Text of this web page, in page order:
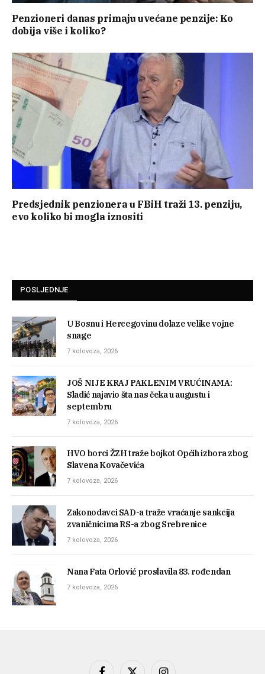
Penzioneri danas primaju uvećane penzije: Ko
dobija više i koliko?
Predsjednik penzionera u FBiH traži 13. penziju,
evo koliko bi mogla iznositi
POSLJEDNJE
U Bosnu i Hercegovinu dolaze velike vojne
snage
7 kolovoza, 2026
JOŠ NIJE KRAJ PAKLENIM VRUĆINAMA:
Sladić najavio šta nas čeka u augustu i
septembru
7 kolovoza, 2026
HVO borci ŽZH traže bojkot Općih izbora zbog
Slavena Kovačevića
7 kolovoza, 2026
Zakonodavci SAD-a traže vraćanje sankcija
zvaničnicima RS-a zbog Srebrenice
7 kolovoza, 2026
Nana Fata Orlović proslavila 83. rođendan
7 kolovoza, 2026